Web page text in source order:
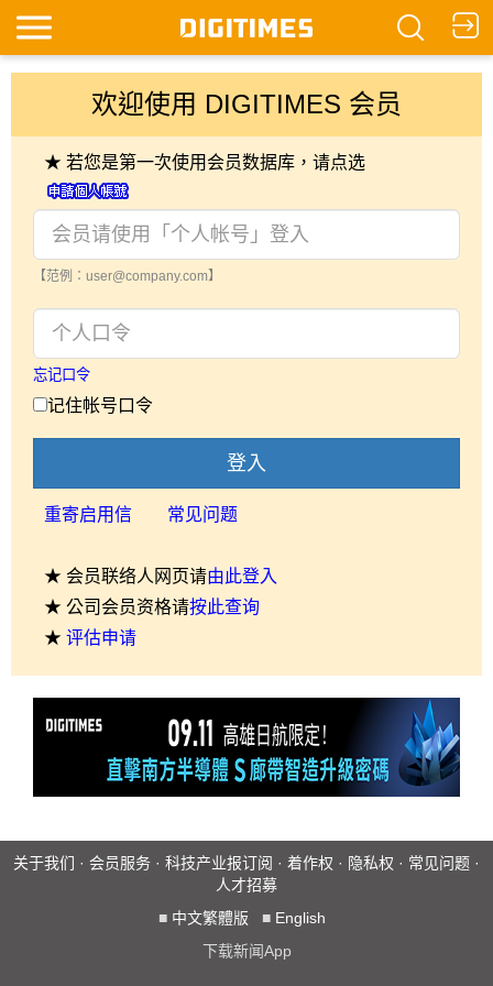
欢迎使用 DIGITIMES 会员
★ 若您是第一次使用会员数据库，请点选
【范例：user@company.com】
忘记口令
记住帐号口令
登入
重寄启用信 常见问题
★ 会员联络人网页请由此登入
★ 公司会员资格请按此查询
★ 评估申请
关于我们 · 会员服务 · 科技产业报订阅 · 着作权 · 隐私权 · 常见问题 ·
人才招募
■ 中文繁體版 ■ English
下载新闻App